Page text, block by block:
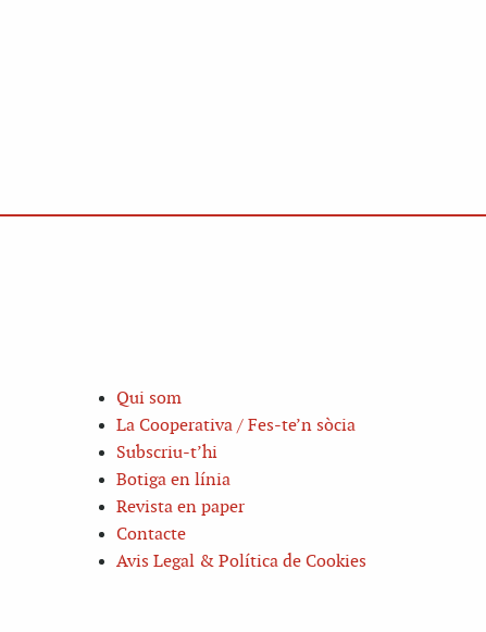
Qui som
La Cooperativa / Fes-te’n sòcia
Subscriu-t’hi
Botiga en línia
Revista en paper
Contacte
Avis Legal & Política de Cookies